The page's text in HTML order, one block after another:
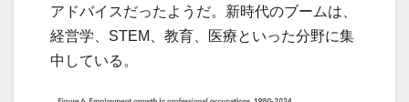
アドバイスだったようだ。新時代のブームは、
経営学、STEM、教育、医療といった分野に集
中している。